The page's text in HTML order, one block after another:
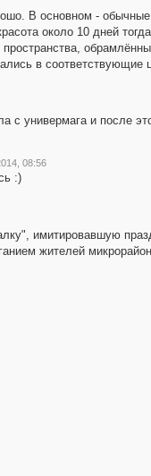
В основном -
около 10 дней
в соответствующие
с универмага и после
08:56
:)
имитировавшую
жителей